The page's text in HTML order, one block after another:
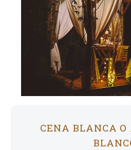
CENA BLANCA O